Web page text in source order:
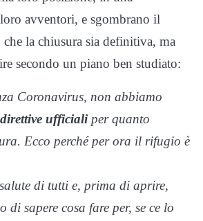
avventori, e sgombrano il
la chiusura sia definitiva, ma
secondo un piano ben studiato:
Coronavirus, non abbiamo
direttive ufficialiper quanto
Ecco perché per ora il rifugio è
di tutti e, prima di aprire,
di sapere cosa fare per, se ce lo